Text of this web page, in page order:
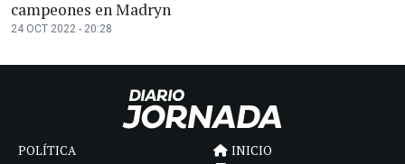
campeones en Madryn
24 OCT 2022 - 20:28
POLÍTICA
INICIO